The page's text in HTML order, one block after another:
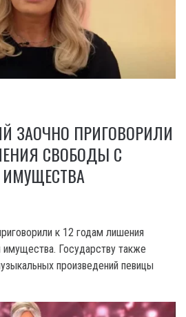
ЗАОЧНО ПРИГОВОРИЛИ
СВОБОДЫ С
к 12 годам лишения
Государству также
произведений певицы